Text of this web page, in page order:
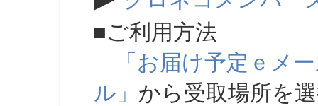
■ご利用方法
「お届け予定ｅメ
ル」 から受取場所を